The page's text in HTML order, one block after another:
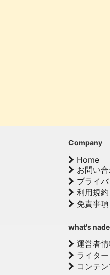
Company
Home
お問い
プライ
利用規約
免責事項
what's
運営者情
ライタ
コンテ